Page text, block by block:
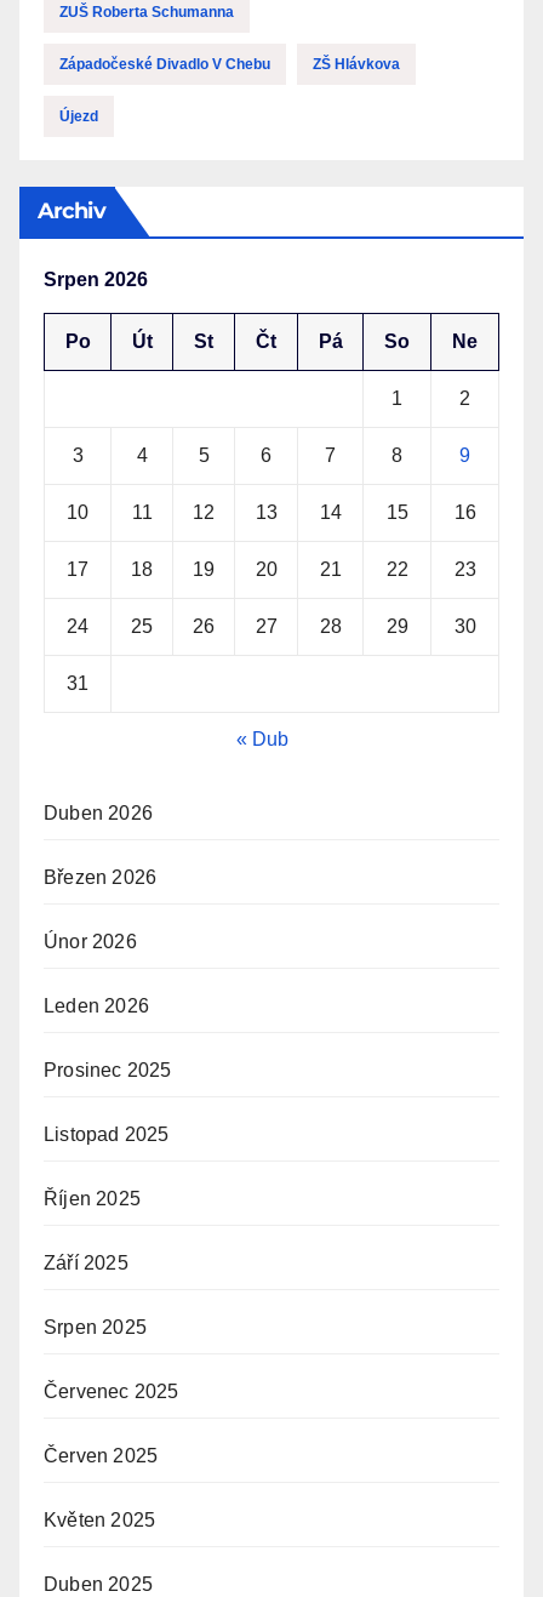
ZUŠ Roberta Schumanna
Západočeské Divadlo V Chebu ZŠ Hlávkova
Újezd
Archiv
Srpen 2026
Po Út St Čt Pá So Ne
1 2
3 4 5 6 7 8 9
10 11 12 13 14 15 16
17 18 19 20 21 22 23
24 25 26 27 28 29 30
31
« Dub
Duben 2026
Březen 2026
Únor 2026
Leden 2026
Prosinec 2025
Listopad 2025
Říjen 2025
Září 2025
Srpen 2025
Červenec 2025
Červen 2025
Květen 2025
Duben 2025